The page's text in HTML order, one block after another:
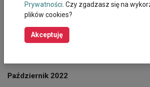
Styczeń 2023
Grudzień 2022
Październik 2022
Prywatności . Czy zgadzasz się na
plików cookies?
Akceptuję